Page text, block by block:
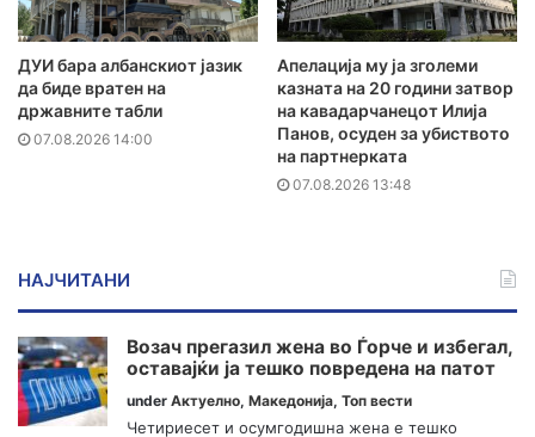
ДУИ бара албанскиот јазик
да биде вратен на
државните табли
07.08.2026 14:00
Апелација му ја зголеми
казната на 20 години затвор
на кавадарчанецот Илија
Панов, осуден за убиството
на партнерката
07.08.2026 13:48
НАЈЧИТАНИ
Возач прегазил жена во Ѓорче и избегал,
оставајќи ја тешко повредена на патот
under Актуелно, Македонија, Топ вести
Четириесет и осумгодишна жена е тешко